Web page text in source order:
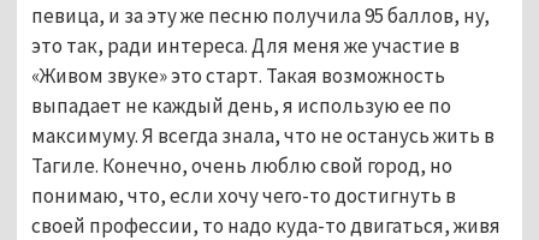
певица, и за эту же песню получила 95 баллов, ну,
это так, ради интереса. Для меня же участие в
«Живом звуке» это старт. Такая возможность
выпадает не каждый день, я использую ее по
максимуму. Я всегда знала, что не останусь жить в
Тагиле. Конечно, очень люблю свой город, но
понимаю, что, если хочу чего-то достигнуть в
своей профессии, то надо куда-то двигаться, живя